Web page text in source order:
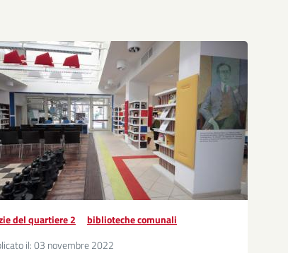
del quartiere 2
biblioteche comunali
il:03 novembre 2022